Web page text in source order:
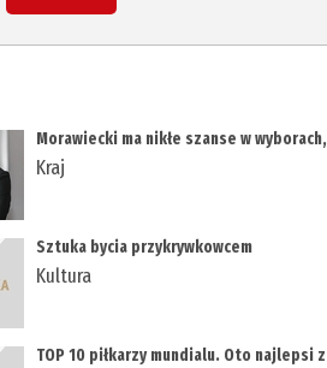
Morawiecki ma nikłe szanse w
Kraj
Sztuka bycia przykrywkowcem
Kultura
TOP 10 piłkarzy mundialu. Oto najlepsi